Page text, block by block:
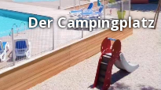
Der Campingplatz